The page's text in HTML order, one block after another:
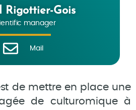
Rigottier-Gois
manager
Mail
de mettre en place une
de culturomique à